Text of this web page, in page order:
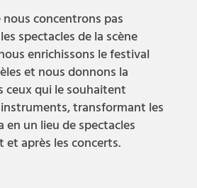
concentrons pas
spectacles de la scène
enrichissons le festival
et nous donnons la
ceux qui le souhaitent
transformant les
en un lieu de spectacles
et après les concerts.